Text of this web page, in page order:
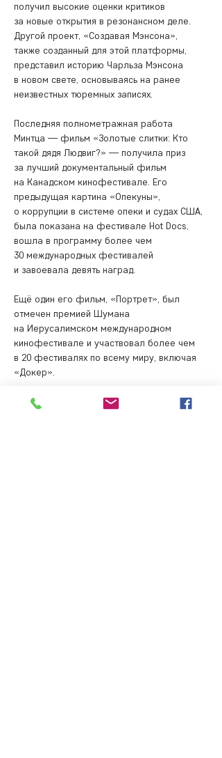
получил высокие оценки критиков
за новые открытия в резонансном деле.
Другой проект, «Создавая Мэнсона»,
также созданный для этой платформы,
представил историю Чарльза Мэнсона
в новом свете, основываясь на ранее
неизвестных тюремных записях.
Последняя полнометражная работа
Минтца — фильм «Золотые слитки: Кто
такой дядя Людвиг?» — получила приз
за лучший документальный фильм
на Канадском кинофестивале. Его
предыдущая картина «Опекуны»,
о коррупции в системе опеки и судах США,
была показана на фестивале Hot Docs,
вошла в программу более чем
30 международных фестивалей
и завоевала девять наград.
Ещё один его фильм, «Портрет», был
отмечен премией Шумана
на Иерусалимском международном
кинофестивале и участвовал более чем
в 20 фестивалях по всему миру, включая
«Докер».
Минтц также работал над проектом